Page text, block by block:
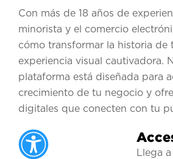
Con más de 18 años de
minorista y el comercio
cómo transformar la historia de
experiencia visual cautivadora.
plataforma está diseñada para
crecimiento de tu negocio y
digitales que conecten con tu
Llega